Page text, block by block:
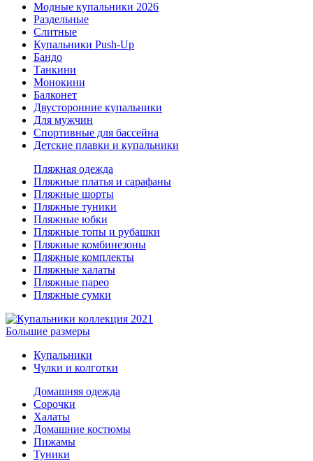
Модные купальники 2026
Раздельные
Слитные
Купальники Push-Up
Бандо
Танкини
Монокини
Балконет
Двусторонние купальники
Для мужчин
Спортивные для бассейна
Детские плавки и купальники
Пляжная одежда
Пляжные платья и сарафаны
Пляжные шорты
Пляжные туники
Пляжные юбки
Пляжные топы и рубашки
Пляжные комбинезоны
Пляжные комплекты
Пляжные халаты
Пляжные парео
Пляжные сумки
Большие размеры
Купальники
Чулки и колготки
Домашняя одежда
Сорочки
Халаты
Домашние костюмы
Пижамы
Туники